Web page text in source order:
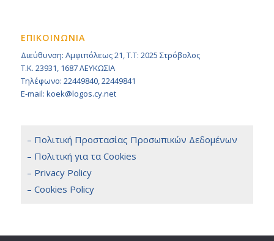
ΕΠΙΚΟΙΝΩΝΙΑ
Διεύθυνση: Αμφιπόλεως 21, Τ.Τ: 2025 Στρόβολος
Τ.Κ. 23931, 1687 ΛΕΥΚΩΣΙΑ
Τηλέφωνο: 22449840, 22449841
E-mail: koek@logos.cy.net
– Πολιτική Προστασίας Προσωπικών Δεδομένων
– Πολιτική για τα Cookies
– Privacy Policy
– Cookies Policy